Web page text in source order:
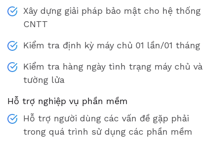
Xây dựng giải pháp bảo mật cho hệ thống
CNTT
Kiểm tra định kỳ máy chủ 01 lần/01 tháng
Kiểm tra hàng ngày tình trạng máy chủ và
tường lửa
Hỗ trợ nghiệp vụ phần mềm
Hỗ trợ người dùng các vấn đề gặp phải
trong quá trình sử dụng các phần mềm